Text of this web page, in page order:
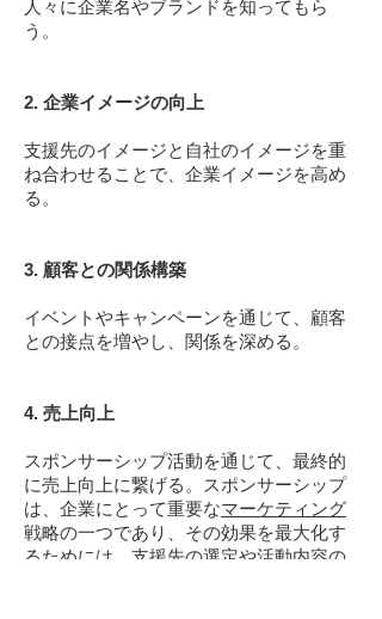
人々に企業名やブランドを知ってもら
う。
2. 企業イメージの向上
支援先のイメージと自社のイメージを重
ね合わせることで、企業イメージを高め
る。
3. 顧客との関係構築
イベントやキャンペーンを通じて、顧客
との接点を増やし、関係を深める。
4. 売上向上
スポンサーシップ活動を通じて、最終的
に売上向上に繋げる。スポンサーシップ
は、企業にとって重要なマーケティング
戦略の一つであり、その効果を最大化す
るためには、支援先の選定や活動内容の